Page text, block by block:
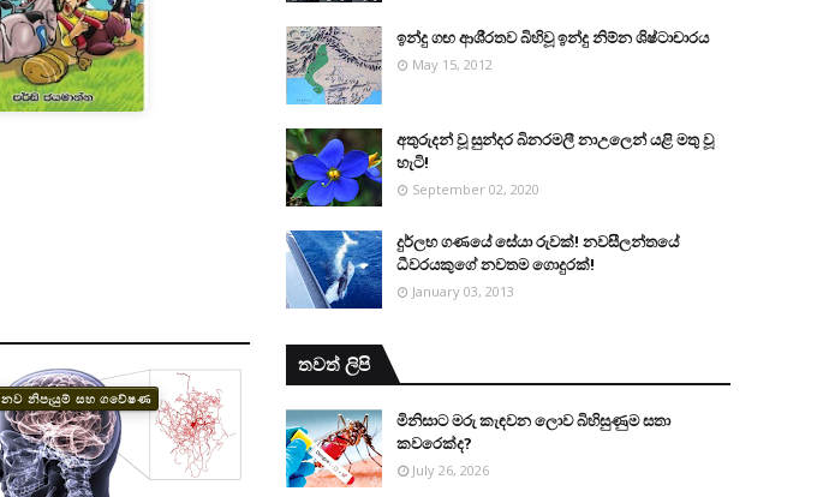
නව නිපැයුම් සහ ගවේෂණ
ඉන්දු ගඟ ආශි‍්‍රතව බිහිවූ ඉන්දු නිම්න ශිෂ්ටාචාරය
May 15, 2012
අතුරුදන් වූ සුන්දර බිනරමලී නාඋ‍ලෙන් යළි මතු වූ
හැටි!
September 02, 2020
දුර්ලභ ගණයේ සේයා රුවක්! නවසීලන්තයේ
ධීවරයකුගේ නවතම ගොදුරක්!
January 03, 2013
තවත් ලිපි
මිනිසාට මරු කැඳවන ලොව බිහිසුණුම සතා
කවරෙක්ද?
July 26, 2026